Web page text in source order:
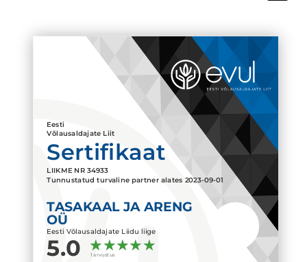
Eesti
Võlausaldajate Liit
Sertifikaat
LIIKME NR 34933
Tunnustatud turvaline partner alates 2023-09-01
TASAKAAL JA ARENG
OÜ
Eesti Võlausaldajate Liidu liige
5.0 1 arvustus